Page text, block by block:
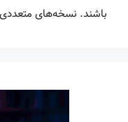
باشند. نسخه‌های